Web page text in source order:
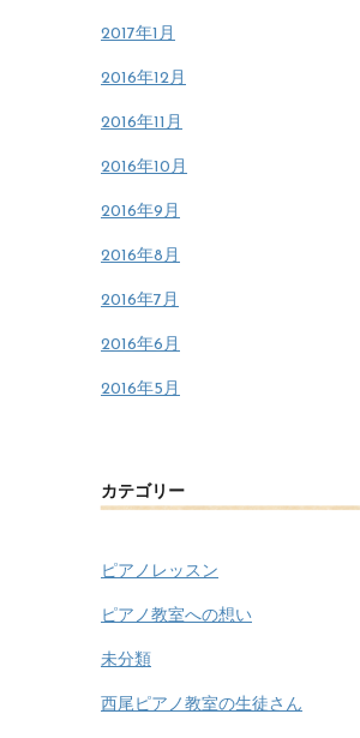
2017年1月
2016年12月
2016年11月
2016年10月
2016年9月
2016年8月
2016年7月
2016年6月
2016年5月
カテゴリー
ピアノレッスン
ピアノ教室への想い
未分類
西尾ピアノ教室の生徒さん